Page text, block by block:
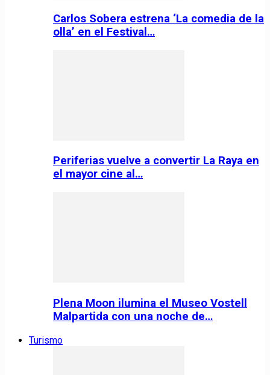
Carlos Sobera estrena ‘La comedia de la
olla’ en el Festival…
Periferias vuelve a convertir La Raya en
el mayor cine al…
Plena Moon ilumina el Museo Vostell
Malpartida con una noche de…
Turismo